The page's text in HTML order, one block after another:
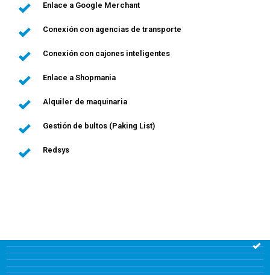
Enlace a Google Merchant
Conexión con agencias de transporte
Conexión con cajones inteligentes
Enlace a Shopmania
Alquiler de maquinaria
Gestión de bultos (Paking List)
Redsys